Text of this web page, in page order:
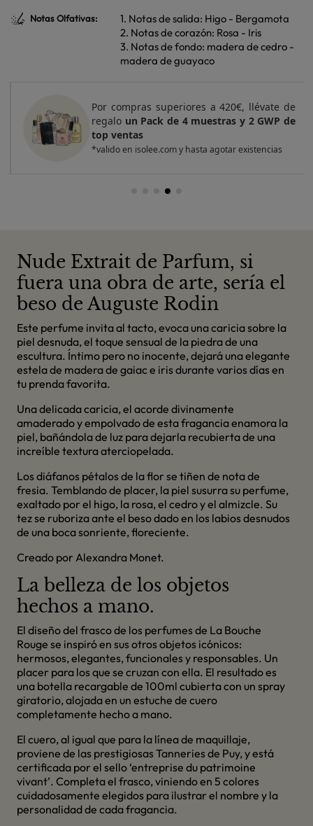
Notas Olfativas:
1. Notas de salida: Higo - Bergamota
2. Notas de corazón: Rosa - Iris
3. Notas de fondo: madera de cedro -
madera de guayaco
Por compras superiores a 420€, llévate de
regalo un Pack de 4 muestras y 2 GWP de
top ventas
*valido en isolee.com y hasta agotar existencias
Nude Extrait de Parfum, si
fuera una obra de arte, sería el
beso de Auguste Rodin
Este perfume invita al tacto, evoca una caricia sobre la
piel desnuda, el toque sensual de la piedra de una
escultura. Íntimo pero no inocente, dejará una elegante
estela de madera de gaiac e iris durante varios días en
tu prenda favorita.
Una delicada caricia, el acorde divinamente
amaderado y empolvado de esta fragancia enamora la
piel, bañándola de luz para dejarla recubierta de una
increíble textura aterciopelada.
Los diáfanos pétalos de la flor se tiñen de nota de
fresia. Temblando de placer, la piel susurra su perfume,
exaltado por el higo, la rosa, el cedro y el almizcle. Su
tez se ruboriza ante el beso dado en los labios desnudos
de una boca sonriente, floreciente.
Creado por Alexandra Monet.
La belleza de los objetos
hechos a mano.
El diseño del frasco de los perfumes de La Bouche
Rouge se inspiró en sus otros objetos icónicos:
hermosos, elegantes, funcionales y responsables. Un
placer para los que se cruzan con ella. El resultado es
una botella recargable de 100ml cubierta con un spray
giratorio, alojada en un estuche de cuero
completamente hecho a mano.
El cuero, al igual que para la línea de maquillaje,
proviene de las prestigiosas Tanneries de Puy, y está
certificada por el sello ‘entreprise du patrimoine
vivant’. Completa el frasco, viniendo en 5 colores
cuidadosamente elegidos para ilustrar el nombre y la
personalidad de cada fragancia.